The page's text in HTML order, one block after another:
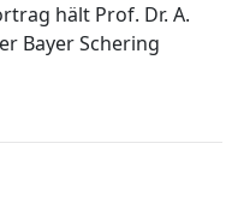
hält Prof. Dr. A.
Bayer Schering